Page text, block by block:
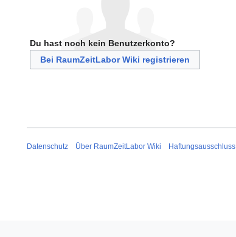
Du hast noch kein Benutzerkonto?
Bei RaumZeitLabor Wiki registrieren
Datenschutz Über RaumZeitLabor Wiki Haftungsausschluss